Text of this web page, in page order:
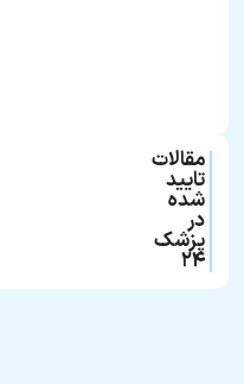
مقالات
تایید
شده
در
پزشک
۲۴